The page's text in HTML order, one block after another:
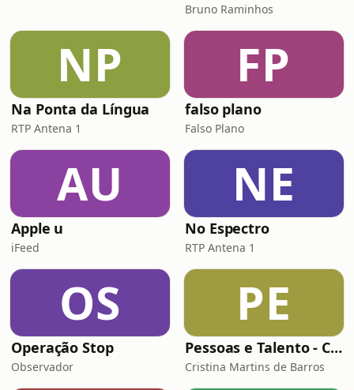
Bruno Raminhos
NP
Na Ponta da Língua
RTP Antena 1
FP
falso plano
Falso Plano
AU
Apple u
iFeed
NE
No Espectro
RTP Antena 1
OS
Operação Stop
Observador
PE
Pessoas e Talento - Conversas inspiradoras sobre gestão de pessoas
Cristina Martins de Barros